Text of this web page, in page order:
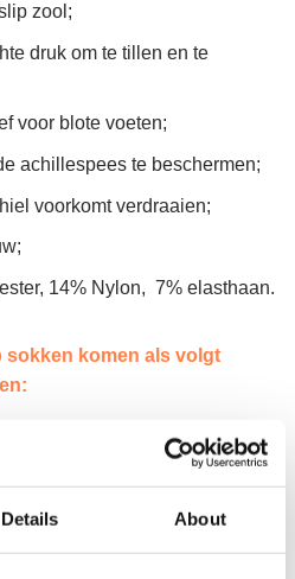
Details About
zool;
druk om te tillen en te
voor blote voeten;
achillespees te beschermen;
voorkomt verdraaien;
14% Nylon, 7% elasthaan.
sokken komen als volgt